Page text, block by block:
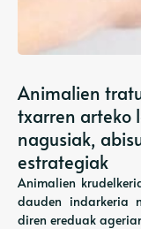
Animalien
txarren arteko
nagusiak,
estrategiak
Animalien
dauden indarkeria
diren ereduak